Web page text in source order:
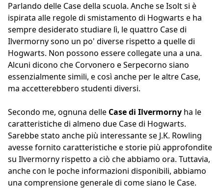
Parlando delle Case della scuola. Anche se Isolt si è
ispirata alle regole di smistamento di Hogwarts e ha
sempre desiderato studiare lì, le quattro Case di
Ilvermorny sono un po' diverse rispetto a quelle di
Hogwarts. Non possono essere collegate una a una.
Alcuni dicono che Corvonero e Serpecorno siano
essenzialmente simili, e così anche per le altre Case,
ma accetterebbero studenti diversi.
Secondo me, ognuna delle Case di Ilvermorny ha le
caratteristiche di almeno due Case di Hogwarts.
Sarebbe stato anche più interessante se J.K. Rowling
avesse fornito caratteristiche e storie più approfondite
su Ilvermorny rispetto a ciò che abbiamo ora. Tuttavia,
anche con le poche informazioni disponibili, abbiamo
una comprensione generale di come siano le Case.